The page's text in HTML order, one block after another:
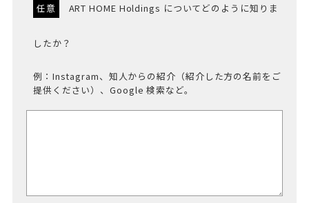
任意 ART HOME Holdings についてどのように知りま
したか？
例：Instagram、知人からの紹介（紹介した方の名前をご
提供ください）、Google 検索など。